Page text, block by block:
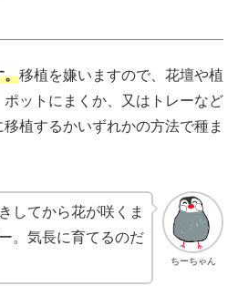
。移植を嫌いますので、花壇や植
ットにまくか、又はトレーなど
植するかいずれかの方法で種ま
ちーちゃん
してから花が咲くま
。気長に育てるのだ